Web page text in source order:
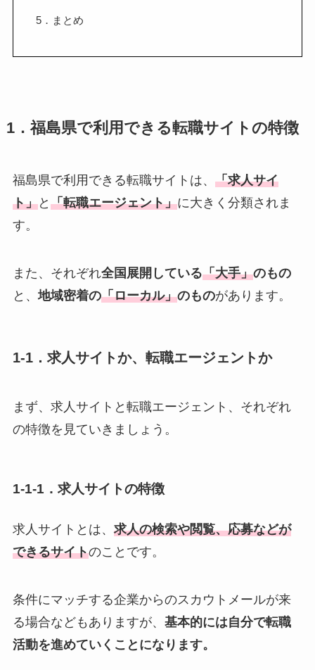
5．まとめ
1．福島県で利用できる転職サイトの特徴
福島県で利用できる転職サイトは、 「求人サイ
ト」と 「転職エージェント」に大きく分類されま
す。
また、それぞれ全国展開している「大手」のもの
と、地域密着の「ローカル」のものがあります。
1-1．求人サイトか、転職エージェントか
まず、求人サイトと転職エージェント、それぞれ
の特徴を見ていきましょう。
1-1-1．求人サイトの特徴
求人サイトとは、 求人の検索や閲覧、応募などが
できるサイトのことです。
条件にマッチする企業からのスカウトメールが来
る場合などもありますが、 基本的には自分で転職
活動を進めていくことになります。